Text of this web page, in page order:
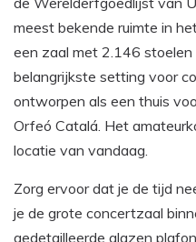
meest bekende ruimte in
een zaal met 2.146 stoelen
belangrijkste setting voor
ontworpen als een thuis
Orfeó Catalá. Het
locatie van vandaag.
Zorg ervoor dat je de tijd
je de grote concertzaal
gedetailleerde glazen